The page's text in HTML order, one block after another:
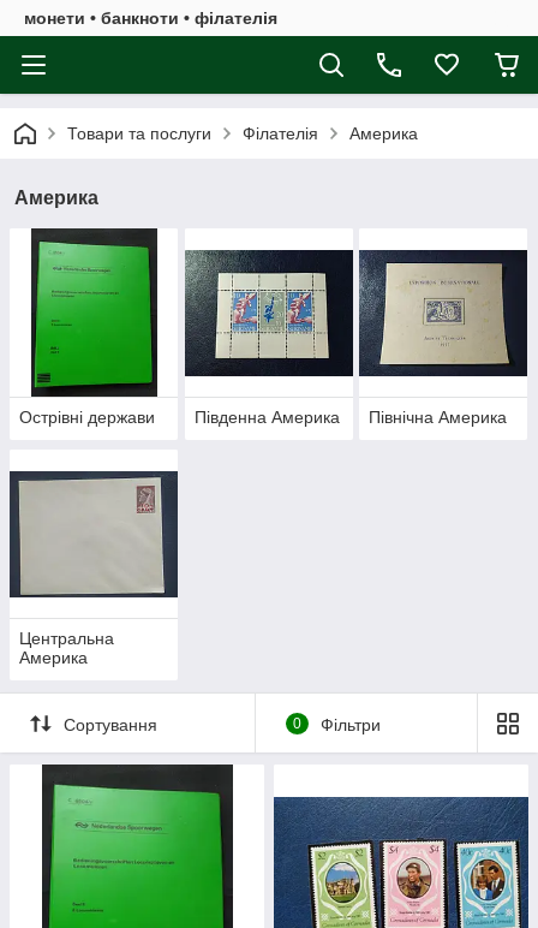
монети • банкноти • філателія
Товари та послуги Філателія Америка
Америка
Острівні держави Південна Америка Північна Америка
Центральна
Америка
Сортування 0 Фільтри